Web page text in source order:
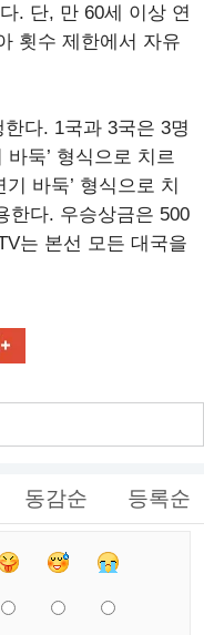
. 단, 만 60세 이상 연
횟수 제한에서 자유
다. 1국과 3국은 3명
바둑’ 형식으로 치르
바둑’ 형식으로 치
한다. 우승상금은 500
는 본선 모든 대국을
동감순 등록순